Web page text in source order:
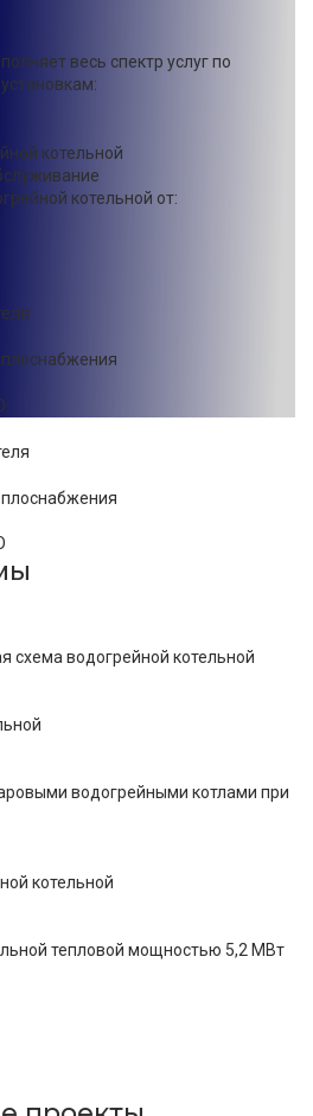
весь спектр услуг по
котельной
котельной от:
схема водогрейной котельной
водогрейными котлами при
котельной
тепловой мощностью 5,2 МВт